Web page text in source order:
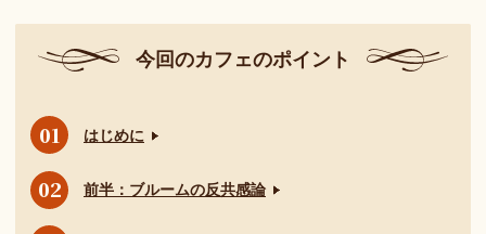
今回のカフェのポイント
はじめに
前半：ブルームの反共感論